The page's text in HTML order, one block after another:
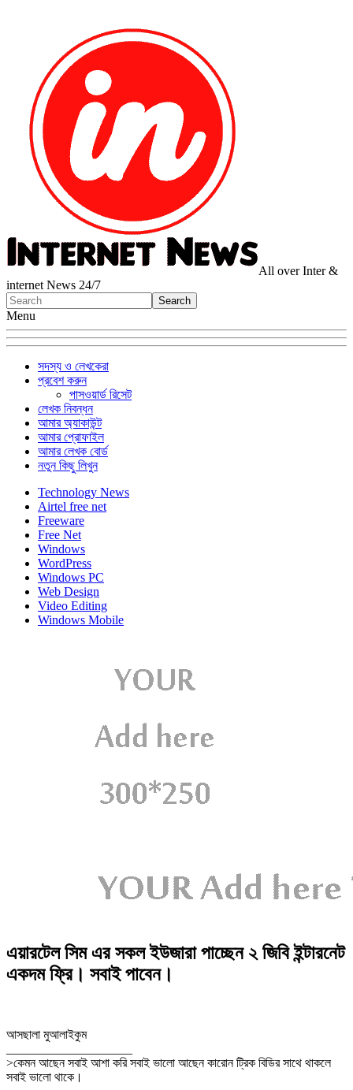
All over Inter &
internet News 24/7
Menu
সদস্য ও লেখকেরা
প্রবেশ করুন
পাসওয়ার্ড রিসেট
লেখক নিবন্ধন
আমার অ্যাকাউন্ট
আমার প্রোফাইল
আমার লেখক বোর্ড
নতুন কিছু লিখুন
Technology News
Airtel free net
Freeware
Free Net
Windows
WordPress
Windows PC
Web Design
Video Editing
Windows Mobile
এয়ারটেল সিম এর সকল ইউজারা পাচ্ছেন ২ জিবি ইন্টারনেট
একদম ফ্রি। সবাই পাবেন।
আসছালা মুআলাইকুম
>কেমন আছেন সবাই আশা করি সবাই ভালো আছেন কারোন ট্রিক বিডির সাথে থাকলে
সবাই ভালো থাকে।